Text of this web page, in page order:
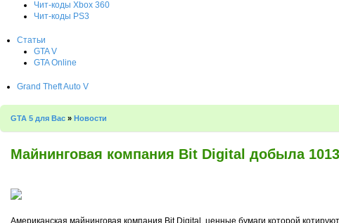
Чит-коды Xbox 360
Чит-коды PS3
Статьи
GTA V
GTA Online
Grand Theft Auto V
GTA 5 для Вас » Новости
Майнинговая компания Bit Digital добыла
Американская майнинговая компания Bit Digital, ценные бумаги которой